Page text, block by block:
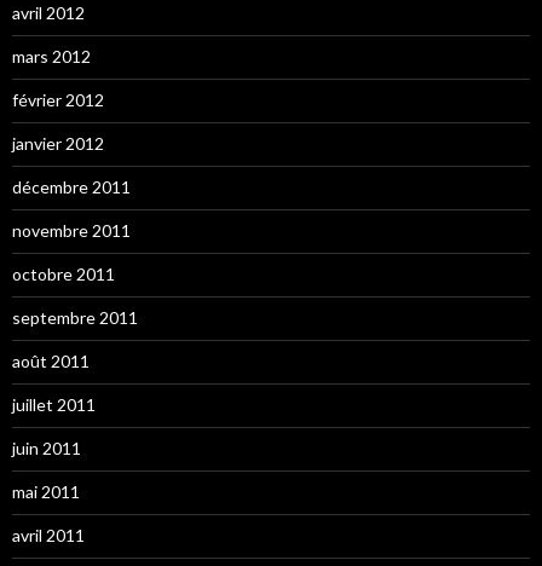
avril 2012
mars 2012
février 2012
janvier 2012
décembre 2011
novembre 2011
octobre 2011
septembre 2011
août 2011
juillet 2011
juin 2011
mai 2011
avril 2011